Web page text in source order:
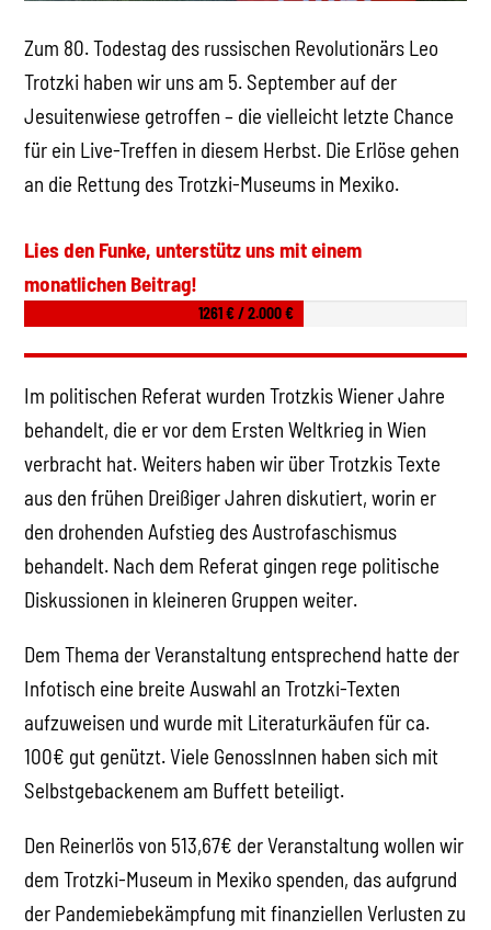
Zum 80. Todestag des russischen Revolutionärs Leo
Trotzki haben wir uns am 5. September auf der
Jesuitenwiese getroffen – die vielleicht letzte Chance
für ein Live-Treffen in diesem Herbst. Die Erlöse gehen
an die Rettung des Trotzki-Museums in Mexiko.
Lies den Funke, unterstütz uns mit einem
monatlichen Beitrag!
1261 € / 2.000 €
Im politischen Referat wurden Trotzkis Wiener Jahre
behandelt, die er vor dem Ersten Weltkrieg in Wien
verbracht hat. Weiters haben wir über Trotzkis Texte
aus den frühen Dreißiger Jahren diskutiert, worin er
den drohenden Aufstieg des Austrofaschismus
behandelt. Nach dem Referat gingen rege politische
Diskussionen in kleineren Gruppen weiter.
Dem Thema der Veranstaltung entsprechend hatte der
Infotisch eine breite Auswahl an Trotzki-Texten
aufzuweisen und wurde mit Literaturkäufen für ca.
100€ gut genützt. Viele GenossInnen haben sich mit
Selbstgebackenem am Buffett beteiligt.
Den Reinerlös von 513,67€ der Veranstaltung wollen wir
dem Trotzki-Museum in Mexiko spenden, das aufgrund
der Pandemiebekämpfung mit finanziellen Verlusten zu